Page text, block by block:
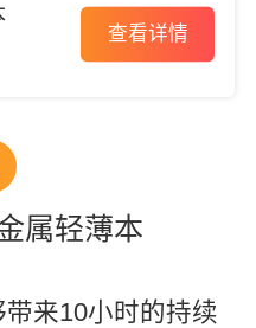
查看详情
属轻薄本
来10小时的持续